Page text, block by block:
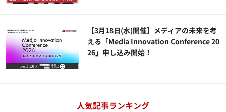
【3月18日(水)開催】メディアの未来を考
える「Media Innovation Conference 20
26」申し込み開始！
人気記事ランキング